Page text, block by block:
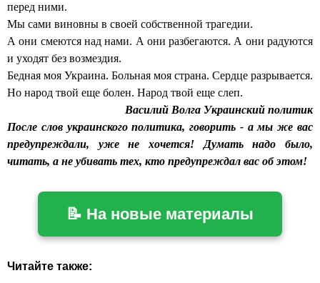
перед ними.
Мы сами виновны в своей собственной трагедии.
А они смеются над нами. А они разбегаются. А они радуются
и уходят без возмездия.
Бедная моя Украина. Больная моя страна. Сердце разрывается.
Но народ твой еще болен. Народ твой еще слеп.
Василий Волга Украинский политик
После слов украинского политика, говорить - а мы же вас
предупреждали, уже не хочется! Думать надо было,
читать, а не убивать тех, кто предупреждал вас об этом!
📝 На новые материалы
Читайте также: